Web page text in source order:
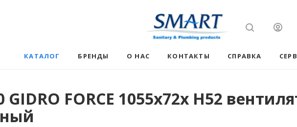
КАТАЛОГ БРЕНДЫ О НАС КОНТАКТЫ СПРАВКА
GIDRO FORCE 1055х72х H52